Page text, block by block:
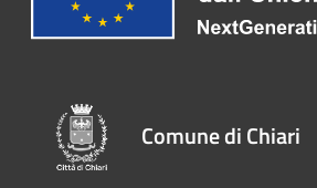
Comune di Chiari